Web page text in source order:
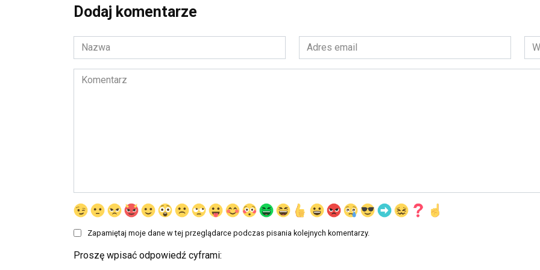
Dodaj komentarze
Nazwa
*
Adres
email
*
Komentarz
Zapamiętaj moje dane w tej przeglądarce podczas pisania kolejnych komentarzy.
Proszę wpisać odpowiedź cyframi: